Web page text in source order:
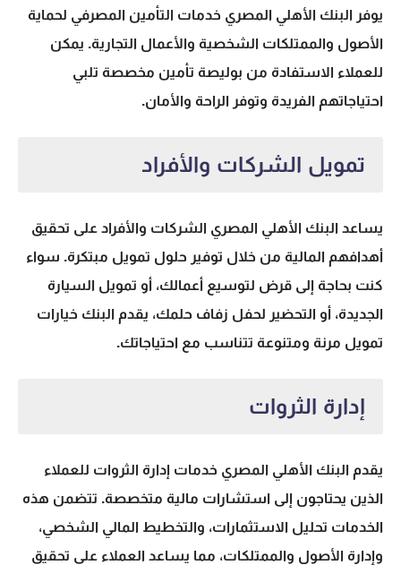
يوفر البنك الأهلي المصري خدمات التأمين المصرفي لحماية
الأصول والممتلكات الشخصية والأعمال التجارية. يمكن
للعملاء الاستفادة من بوليصة تأمين مخصصة تلبي
احتياجاتهم الفريدة وتوفر الراحة والأمان.
تمويل الشركات والأفراد
يساعد البنك الأهلي المصري الشركات والأفراد على تحقيق
أهدافهم المالية من خلال توفير حلول تمويل مبتكرة. سواء
كنت بحاجة إلى قرض لتوسيع أعمالك، أو تمويل السيارة
الجديدة، أو التحضير لحفل زفاف حلمك، يقدم البنك خيارات
تمويل مرنة ومتنوعة تتناسب مع احتياجاتك.
إدارة الثروات
يقدم البنك الأهلي المصري خدمات إدارة الثروات للعملاء
الذين يحتاجون إلى استشارات مالية متخصصة. تتضمن هذه
الخدمات تحليل الاستثمارات، والتخطيط المالي الشخصي،
وإدارة الأصول والممتلكات، مما يساعد العملاء على تحقيق